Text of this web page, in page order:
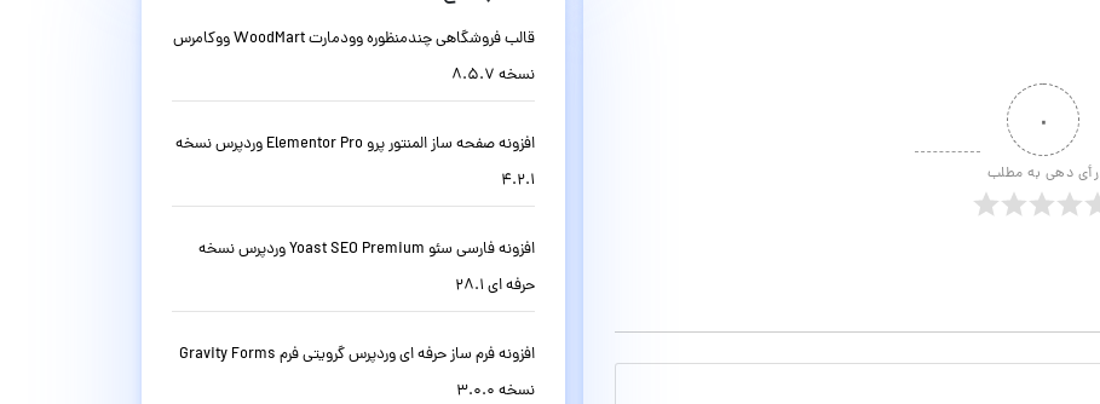
۰
رأی دهی به مطلب
قالب فروشگاهی چندمنظوره وودمارت WoodMart ووکامرس
نسخه 8.5.7
افزونه صفحه ساز المنتور پرو Elementor Pro وردپرس نسخه
4.2.1
افزونه فارسی سئو Yoast SEO Premium وردپرس نسخه
حرفه ای 28.1
افزونه فرم ساز حرفه ای وردپرس گرویتی فرم Gravity Forms
نسخه 3.0.0